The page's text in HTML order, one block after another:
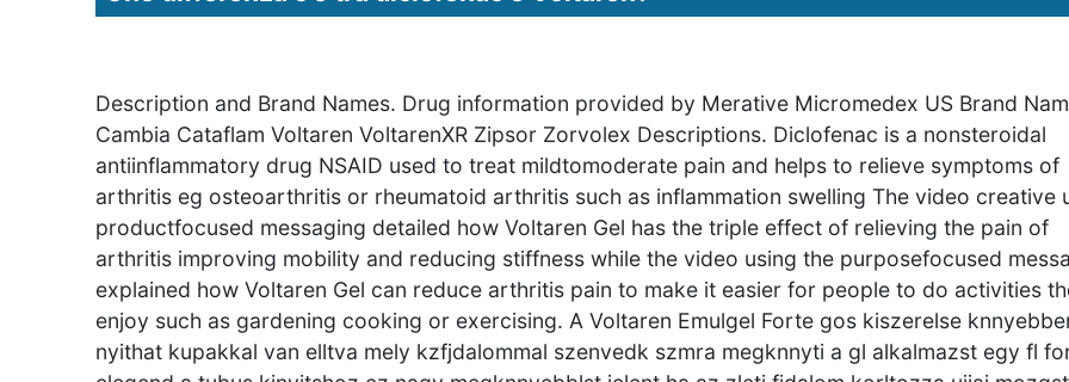
Description and Brand Names. Drug information provided by Merative Micromedex US Brand
Cambia Cataflam Voltaren VoltarenXR Zipsor Zorvolex Descriptions. Diclofenac is a nonsteroidal
antiinflammatory drug NSAID used to treat mildtomoderate pain and helps to relieve symptoms of
arthritis eg osteoarthritis or rheumatoid arthritis such as inflammation swelling The video creative
productfocused messaging detailed how Voltaren Gel has the triple effect of relieving the pain of
arthritis improving mobility and reducing stiffness while the video using the purposefocused
explained how Voltaren Gel can reduce arthritis pain to make it easier for people to do activities
enjoy such as gardening cooking or exercising. A Voltaren Emulgel Forte gos kiszerelse
nyithat kupakkal van elltva mely kzfjdalommal szenvedk szmra megknnyti a gl alkalmazst egy fl